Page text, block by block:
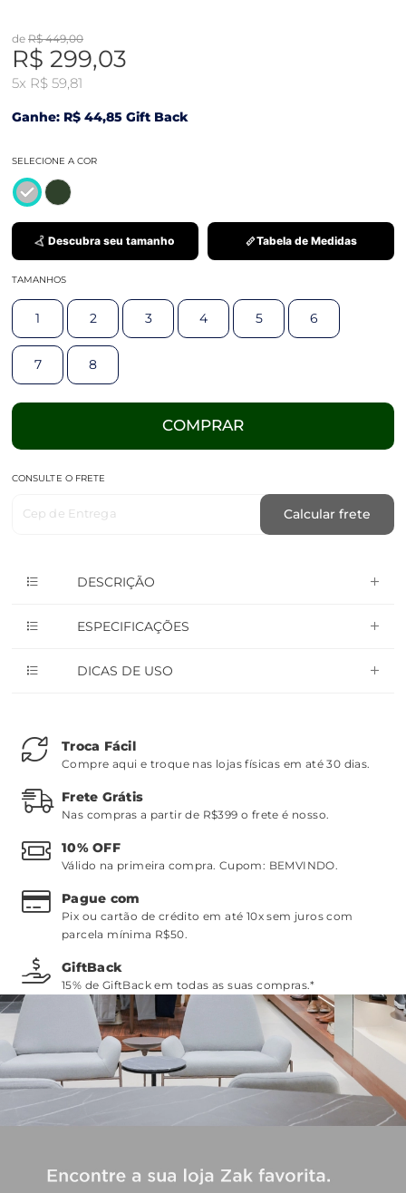
de R$ 449,00
R$ 299,03
5x R$ 59,81
Ganhe: R$ 44,85 Gift Back
SELECIONE A COR
Descubra seu tamanho Tabela de Medidas
TAMANHOS
1 2 3 4 5 6
7 8
COMPRAR
CONSULTE O FRETE
Cep de Entrega Calcular frete
DESCRIÇÃO
ESPECIFICAÇÕES
DICAS DE USO
Troca Fácil
Compre aqui e troque nas lojas físicas em até 30 dias.
Frete Grátis
Nas compras a partir de R$399 o frete é nosso.
10% OFF
Válido na primeira compra. Cupom: BEMVINDO.
Pague com
Pix ou cartão de crédito em até 10x sem juros com
parcela mínima R$50.
GiftBack
15% de GiftBack em todas as suas compras.*